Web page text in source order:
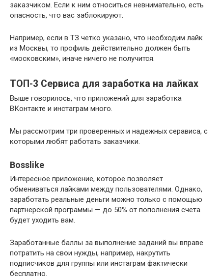
заказчиком. Если к ним относиться невнимательно, есть
опасность, что вас заблокируют.
Например, если в ТЗ четко указано, что необходим лайк
из Москвы, то профиль действительно должен быть
«московским», иначе ничего не получится.
ТОП-3 Сервиса для заработка на лайках
Выше говорилось, что приложений для заработка
ВКонтакте и инстаграм много.
Мы рассмотрим три проверенных и надежных серависа, с
которыми любят работать заказчики.
Bosslike
Интересное приложение, которое позволяет
обмениваться лайками между пользователями. Однако,
заработать реальные деньги можно только с помощью
партнерской программы — до 50% от пополнения счета
будет уходить вам.
Заработанные баллы за выполнение заданий вы вправе
потратить на свои нужды, например, накрутить
подписчиков для группы или инстаграм фактически
бесплатно.